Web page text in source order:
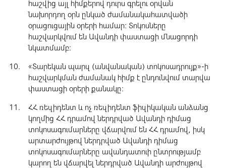
հաշվից այլ հիմքերով դուրս գրելու օրվան
նախորդող օրն ընկած ժամանակահատվածի
օրացուցային օրերի համար: Տոկոսները
հաշվարկվում են Ավանդի փաստացի մնացորդի
նկատմամբ:
«Տարեկան պարզ (անվանական) տոկոսադրույք»-ի
հաշվարկման ժամանակ հիմք է ընդունվում տարվա
փաստացի օրերի քանակը:
ՀՀ ռեզիդենտ և ոչ ռեզիդենտ ֆիզիկական անձանց
կողմից ՀՀ դրամով ներդրված Ավանդի դիմաց
տոկոսագումարները վճարվում են ՀՀ դրամով, իսկ
արտարժույթով ներդրված Ավանդի դիմաց
տոկոսագումարները ավանդատուի ընտրությամբ
կարող են վճարվել ներդրված Ավանդի արժույթով